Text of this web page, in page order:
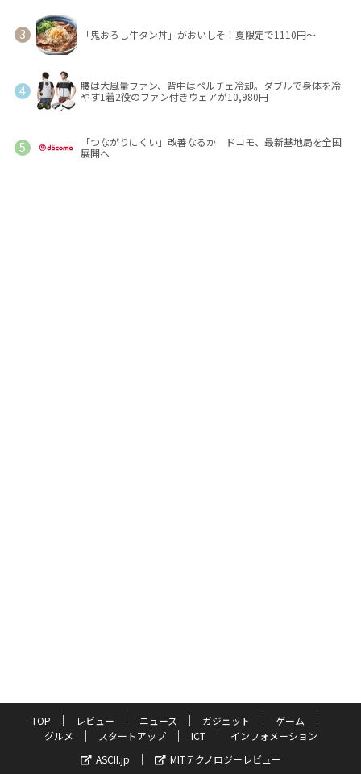
「鬼おろし牛タン丼」がおいしそ！夏限定で1110円～
腰は大風量ファン、背中はペルチェ冷却。ダブルで身体を冷
やす1着2役のファン付きウェアが10,980円
「つながりにくい」改善なるか ドコモ、最新基地局を全国
展開へ
TOP レビュー ニュース ガジェット
ゲーム
グルメ
スタートアップ ICT
インフォメーション
ASCII.jp
MITテクノロジーレビュー